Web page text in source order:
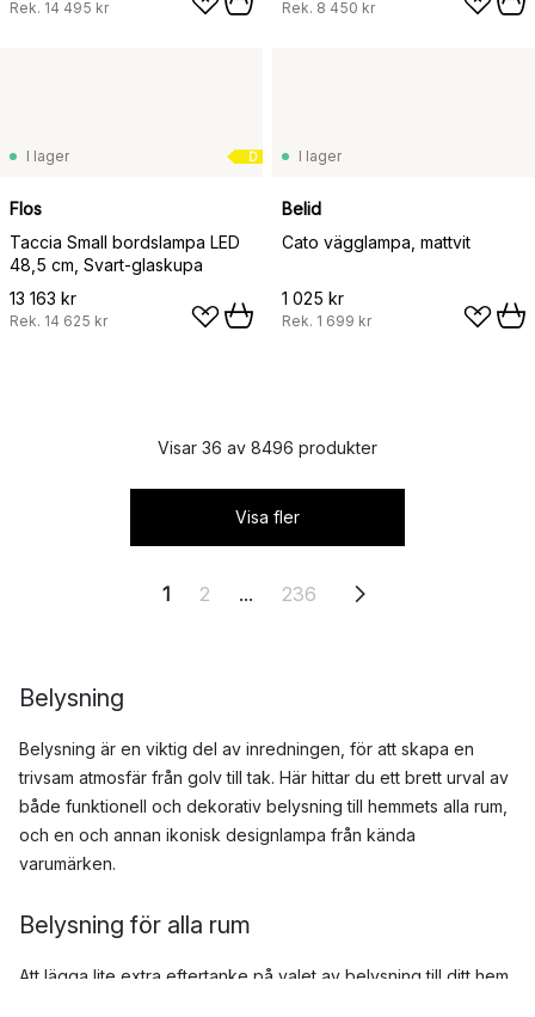
Rek. 14 495 kr Rek. 8 450 kr
D
I lager
Flos
Taccia Small bordslampa LED
48,5 cm, Svart-glaskupa
13 163 kr
Rek. 14 625 kr
I lager
Belid
Cato vägglampa, mattvit
1 025 kr
Rek. 1 699 kr
Visar 36 av 8496 produkter
Visa fler
1 2 ... 236
Belysning
Belysning är en viktig del av inredningen, för att skapa en
trivsam atmosfär från golv till tak. Här hittar du ett brett urval av
både funktionell och dekorativ belysning till hemmets alla rum,
och en och annan ikonisk designlampa från kända
varumärken.
Belysning för alla rum
Att lägga lite extra eftertanke på valet av belysning till ditt hem